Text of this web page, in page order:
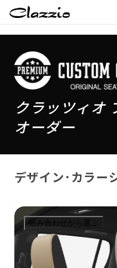
クラッツィオ
オーダー
デザイン･カラー